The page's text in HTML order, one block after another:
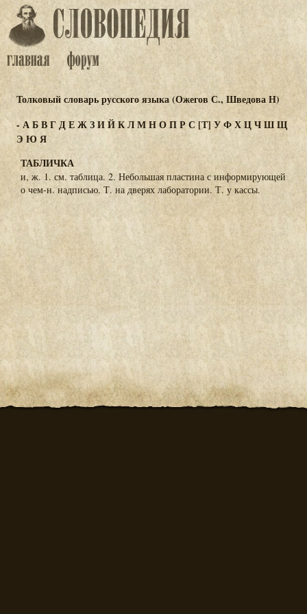
Толковый словарь русского языка (Ожегов С., Шведова Н)
-АБВГДЕЖЗИЙКЛМНОПР С[Т] УФХЦЧШЩ
Э Ю Я
ТАБЛИЧКА
и, ж. 1. см. таблица. 2. Небольшая пластина с информирующей
о чем-н. надписью. Т. на дверях лаборатории. Т. у кассы.